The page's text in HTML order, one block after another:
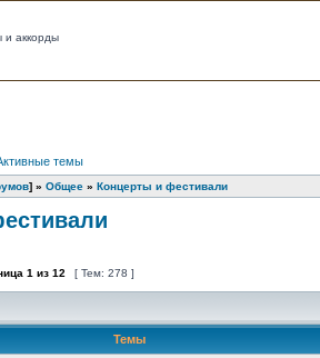
темы
] » Общее » Концерты и фестивали
1 из 12 [ Тем: 278 ]
Темы